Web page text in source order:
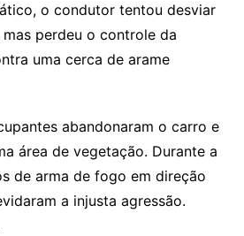
o condutor tentou desviar
perdeu o controle da
uma cerca de arame
abandonaram o carro e
área de vegetação. Durante a
de arma de fogo em direção
a injusta agressão.